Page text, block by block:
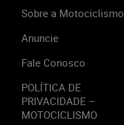
Sobre a Motociclismo
Anuncie
Fale Conosco
POLÍTICA DE
PRIVACIDADE –
MOTOCICLISMO